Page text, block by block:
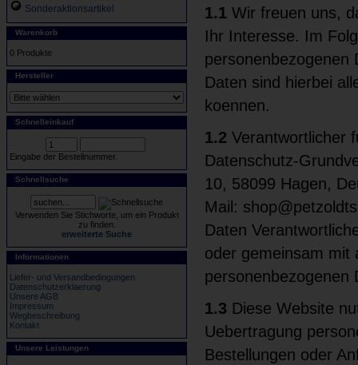
Sonderaktionsartikel
Warenkorb
0 Produkte
Hersteller
Schnelleinkauf
Eingabe der Bestellnummer.
Schnellsuche
Verwenden Sie Stichworte, um ein Produkt
zu finden.
erweiterte Suche
Informationen
Liefer- und Versandbedingungen
Datenschutzerklaerung
Unsere AGB
Impressum
Wegbeschreibung
Kontakt
Unsere Leistungen
1.1 Wir freuen uns,
Ihr Interesse. Im
personenbezogenen
Daten sind hierbei
koennen.
1.2 Verantwortlicher
Datenschutz-
10, 58099 Hagen,
Mail:
Daten
oder gemeinsam mit
personenbezogenen
1.3 Diese Website
Uebertragung
Bestellungen oder